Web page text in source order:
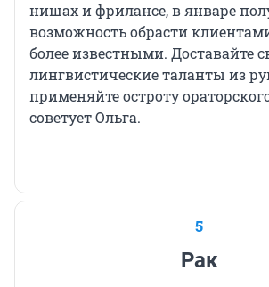
нишах и фрилансе, в январе
возможность обрасти
более известными. Доставайте
лингвистические таланты из
применяйте остроту
советует Ольга.
5
Рак